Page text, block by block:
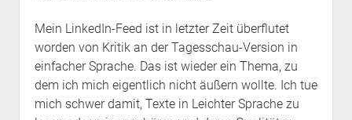
Prüfen und Testen
Barrierefreie PDFs
dropdown
menu
Newsletter
Podcast
Kontakt/Impressum
Datenschutz
English Version
Mein LinkedIn-Feed ist in letzter Zeit überflutet
worden von Kritik an der Tagesschau-Version in
einfacher Sprache. Das ist wieder ein Thema, zu
dem ich mich eigentlich nicht äußern wollte. Ich tue
mich schwer damit, Texte in Leichter Sprache zu